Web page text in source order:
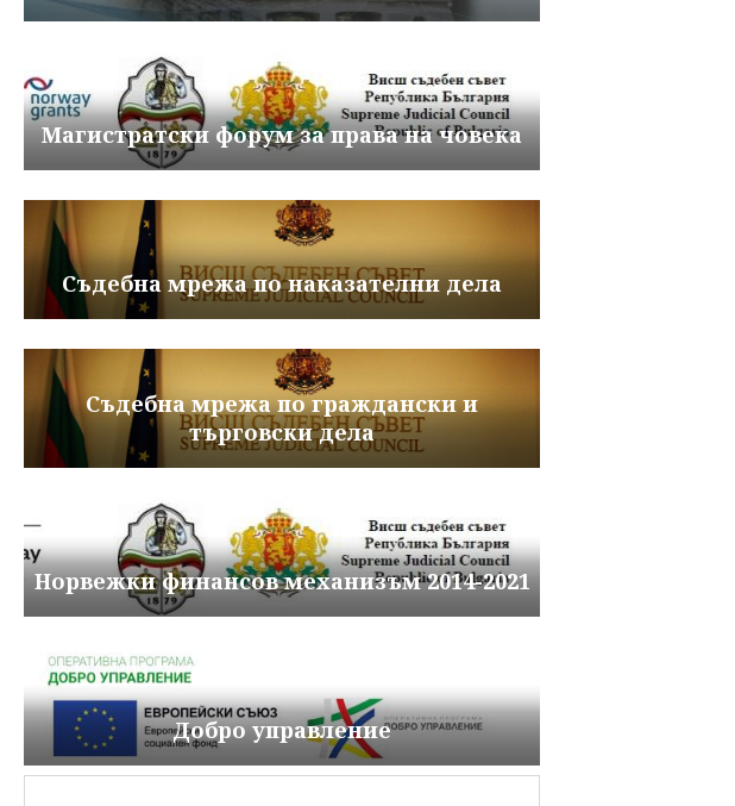
Магистратски форум за права на човека
Съдебна мрежа по наказателни дела
Съдебна мрежа по граждански и
търговски дела
Норвежки финансов механизъм 2014-2021
Добро управление